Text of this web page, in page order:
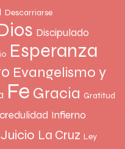
Descarriarse
Discipulado
Esperanza
Evangelismo y
Fe Gracia Gratitud
Infierno
Juicio La Cruz Ley